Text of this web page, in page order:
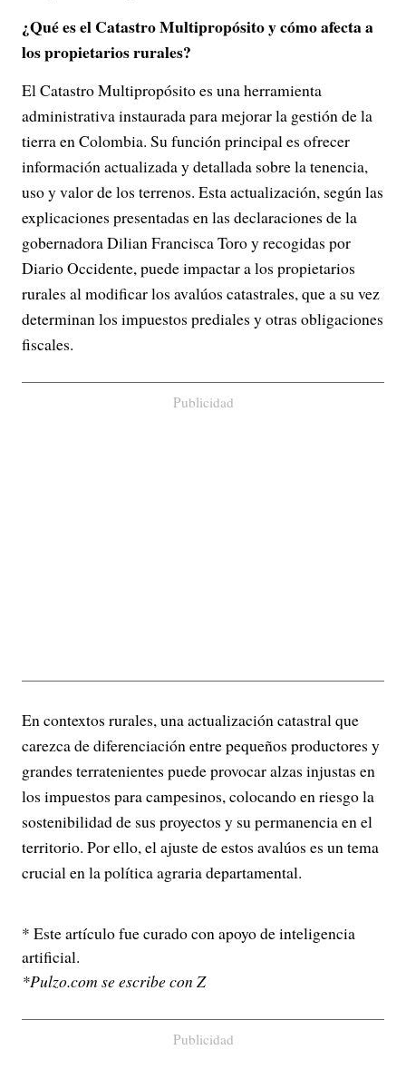
¿Qué es el Catastro Multipropósito y cómo afecta a
los propietarios rurales?
El Catastro Multipropósito es una herramienta
administrativa instaurada para mejorar la gestión de la
tierra en Colombia. Su función principal es ofrecer
información actualizada y detallada sobre la tenencia,
uso y valor de los terrenos. Esta actualización, según las
explicaciones presentadas en las declaraciones de la
gobernadora Dilian Francisca Toro y recogidas por
Diario Occidente, puede impactar a los propietarios
rurales al modificar los avalúos catastrales, que a su vez
determinan los impuestos prediales y otras obligaciones
fiscales.
Publicidad
En contextos rurales, una actualización catastral que
carezca de diferenciación entre pequeños productores y
grandes terratenientes puede provocar alzas injustas en
los impuestos para campesinos, colocando en riesgo la
sostenibilidad de sus proyectos y su permanencia en el
territorio. Por ello, el ajuste de estos avalúos es un tema
crucial en la política agraria departamental.
* Este artículo fue curado con apoyo de inteligencia
artificial.
*Pulzo.com se escribe con Z
Publicidad